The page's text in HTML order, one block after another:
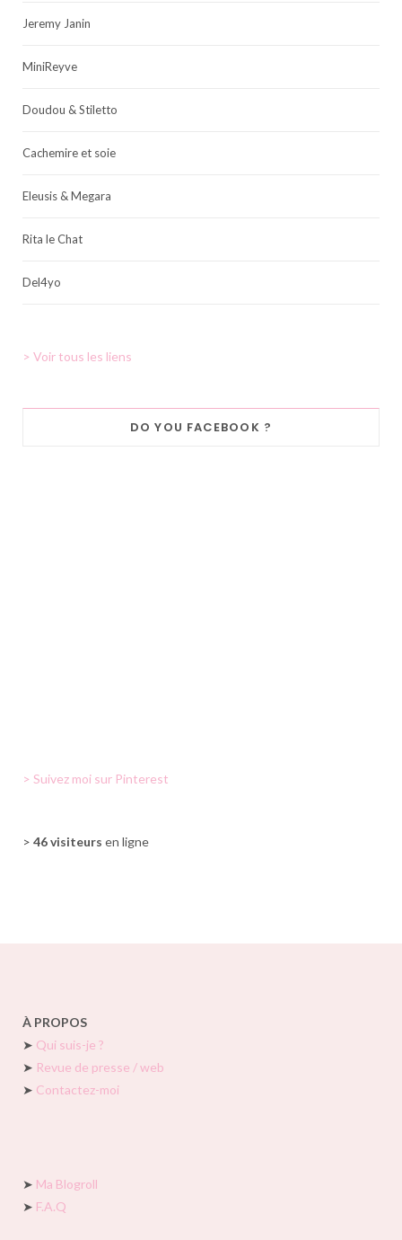
Jeremy Janin
MiniReyve
Doudou & Stiletto
Cachemire et soie
Eleusis & Megara
Rita le Chat
Del4yo
> Voir tous les liens
DO YOU FACEBOOK ?
> Suivez moi sur Pinterest
> 46 visiteurs en ligne
À PROPOS
➤ Qui suis-je ?
➤ Revue de presse / web
➤ Contactez-moi
➤ Ma Blogroll
➤ F.A.Q